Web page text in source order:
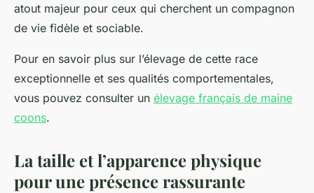
atout majeur pour ceux qui cherchent un compagnon
de vie fidèle et sociable.
Pour en savoir plus sur l’élevage de cette race
exceptionnelle et ses qualités comportementales,
vous pouvez consulter un élevage français de maine
coons.
La taille et l’apparence physique
pour une présence rassurante